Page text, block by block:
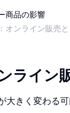
オンライン販売
ライン
大きく変わる